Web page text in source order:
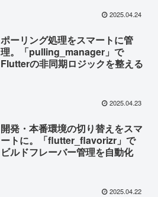
2025.04.24
ポーリング処理をスマートに管
理。「pulling_manager」で
Flutterの非同期ロジックを整える
2025.04.23
開発・本番環境の切り替えをスマ
ートに。「flutter_flavorizr」で
ビルドフレーバー管理を自動化
2025.04.22